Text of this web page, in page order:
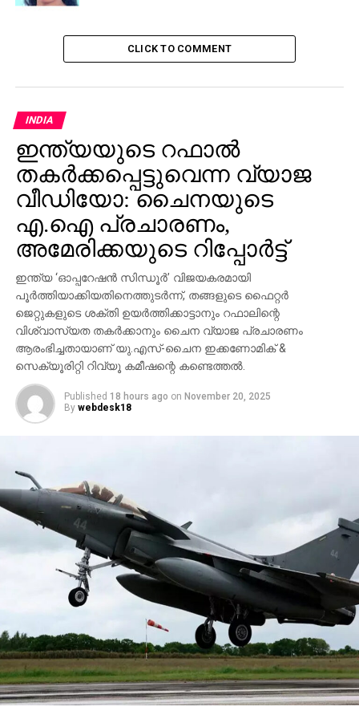
പി ദിവ്യ സ്ഥലങ്ങൾ വാങ്ങിക്കൂട്ടി’; ഭൂമി ഇടപാട്
മലപ്പുറം തിരൂരങ്ങാടിയില്‍ സ്പിരിറ്റ് വേട്ട;
ഇരുപതിനായിരം ലിറ്ററിലധികം പിടികൂടി
CLICK TO COMMENT
INDIA
ഇന്ത്യയുടെ റഫാല്‍
തകര്‍ക്കപ്പെട്ടുവെന്ന വ്യാജ
വീഡിയോ: ചൈനയുടെ
എ.ഐ പ്രചാരണം,
അമേരിക്കയുടെ റിപ്പോര്‍ട്ട്
ഇന്ത്യ ‘ഓപ്പറേഷന്‍ സിന്ധൂര്‍’ വിജയകരമായി
പൂര്‍ത്തിയാക്കിയതിനെത്തുടര്‍ന്ന്, തങ്ങളുടെ ഫൈറ്റര്‍
ജെറ്റുകളുടെ ശക്തി ഉയര്‍ത്തിക്കാട്ടാനും റഫാലിന്റെ
വിശ്വാസ്യത തകര്‍ക്കാനും ചൈന വ്യാജ പ്രചാരണം
ആരംഭിച്ചതായാണ് യു.എസ്-ചൈന ഇക്കണോമിക് &
സെക്യൂരിറ്റി റിവ്യൂ കമീഷന്റെ കണ്ടെത്തല്‍.
Published 18 hours ago on November 20, 2025
By webdesk18